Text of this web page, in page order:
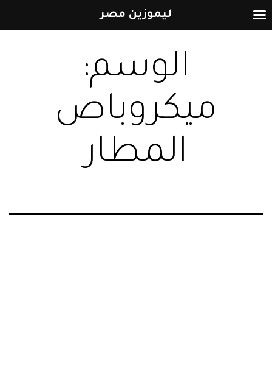
إلى
الوسم:
ميكروباص
المطار
ليموزين مصر